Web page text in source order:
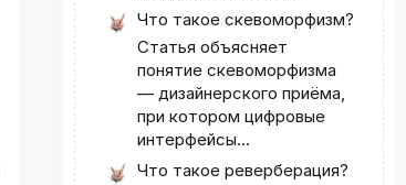
Что такое скевоморфизм?
Статья объясняет
понятие скевоморфизма
— дизайнерского приёма,
при котором цифровые
интерфейсы...
Что такое реверберация?